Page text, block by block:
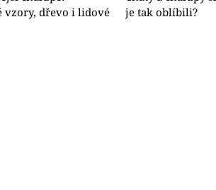
vzory, dřevo i lidové
je tak oblíbili?